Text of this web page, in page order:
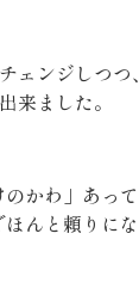
ェンジしつ
来ました。
のかわ」あっ
ほんと頼りに